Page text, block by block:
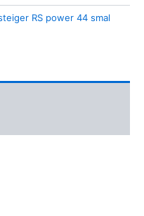
RS power 44 smal